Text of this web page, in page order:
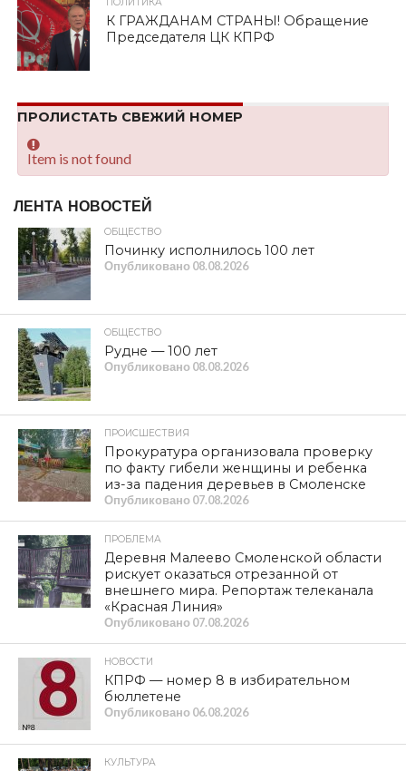
К ГРАЖДАНАМ СТРАНЫ! Обращение
Председателя ЦК КПРФ
ПРОЛИСТАТЬ СВЕЖИЙ НОМЕР
Item is not found
ЛЕНТА НОВОСТЕЙ
ОБЩЕСТВО
Починку исполнилось 100 лет
Опубликовано 08.08.2026
ОБЩЕСТВО
Рудне — 100 лет
Опубликовано 08.08.2026
ПРОИСШЕСТВИЯ
Прокуратура организовала проверку
по факту гибели женщины и ребенка
из-за падения деревьев в Смоленске
Опубликовано 07.08.2026
ПРОБЛЕМА
Деревня Малеево Смоленской области
рискует оказаться отрезанной от
внешнего мира. Репортаж телеканала
«Красная Линия»
Опубликовано 07.08.2026
НОВОСТИ
КПРФ — номер 8 в избирательном
бюллетене
Опубликовано 06.08.2026
КУЛЬТУРА